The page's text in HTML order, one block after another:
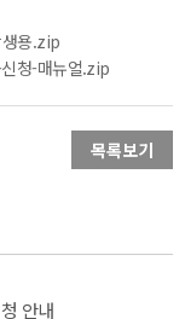
용.zip
청-매뉴얼.zip
목록보기
안내